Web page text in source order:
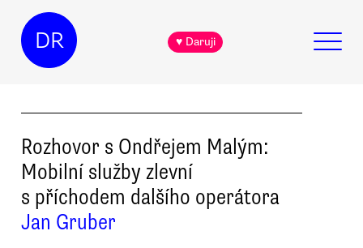
DR ♥ Daruji
Rozhovor s Ondřejem Malým:
Mobilní služby zlevní
s příchodem dalšího operátora
Jan Gruber